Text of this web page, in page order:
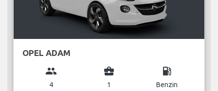
OPEL ADAM
group
4
business_center
1
local_gas_station
Benzin